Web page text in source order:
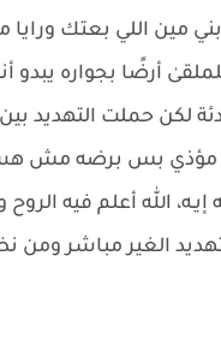
مين اللي بعتك ورايا
أرضًا بجواره يبدو
لكن حملت التهديد
مؤذي بس برضه مش
الله أعلم فيه
الغير مباشر ومن